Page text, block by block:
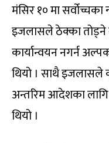
मंसिर १० मा
इजलासले ठेक्का तोड्ने
कार्यान्वयन नगर्न
थियो । साथै इजलासले
अन्तरिम आदेशका
थियो ।